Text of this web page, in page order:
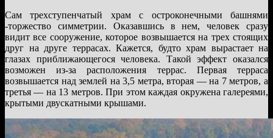
Сам трехступенчатый храм с остроконечными башнями
-торжество симметрии. Оказавшись в нем, человек сразу
видит все сооружение, которое возвышается на трех стоящих
друг на друге террасах. Кажется, будто храм вырастает на
глазах приближающегося человека. Такой эффект оказался
возможен из-за расположения террас. Первая терраса
возвышается над землей на 3,5 метра, вторая — на 7 метров, а
третья — на 13 метров. При этом каждая окружена галереями,
крытыми двускатными крышами.